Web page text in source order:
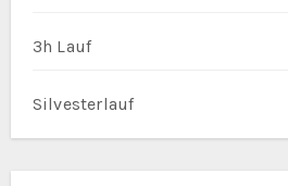
3h Lauf
Silvesterlauf